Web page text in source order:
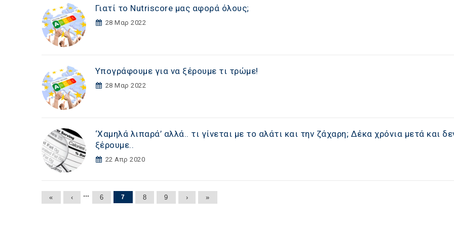
Γιατί το Nutriscore μας αφορά όλους;
28 Μαρ 2022
Υπογράφουμε για να ξέρουμε τι τρώμε!
28 Μαρ 2022
‘Χαμηλά λιπαρά’ αλλά.. τι γίνεται με το αλάτι και την ζάχαρη; Δέκα χρόνια μετά και
ξέρουμε..
22 Απρ 2020
Σελίδες
« ‹ … 6 7 8 9 › »